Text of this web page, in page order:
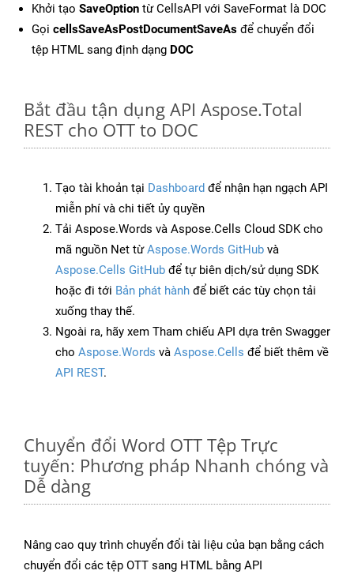
Khởi tạo SaveOption từ CellsAPI với SaveFormat là DOC
Gọi cellsSaveAsPostDocumentSaveAs để chuyển đổi
tệp HTML sang định dạng DOC
Bắt đầu tận dụng API Aspose.Total
REST cho OTT to DOC
Tạo tài khoản tại Dashboard để nhận hạn ngạch API
miễn phí và chi tiết ủy quyền
Tải Aspose.Words và Aspose.Cells Cloud SDK cho
mã nguồn Net từAspose.Words GitHub và
Aspose.Cells GitHub để tự biên dịch/sử dụng SDK
hoặc đi tới Bản phát hành để biết các tùy chọn tải
xuống thay thế.
Ngoài ra, hãy xem Tham chiếu API dựa trên Swagger
cho Aspose.Words và Aspose.Cells để biết thêm về
API REST.
Chuyển đổi Word OTT Tệp Trực
tuyến: Phương pháp Nhanh chóng và
Dễ dàng
Nâng cao quy trình chuyển đổi tài liệu của bạn bằng cách
chuyển đổi các tệp OTT sang HTML bằng API